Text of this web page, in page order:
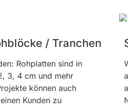
/ Tranchen
Rohplatten sind in
3, 4 cm und mehr
können auch
Kunden zu